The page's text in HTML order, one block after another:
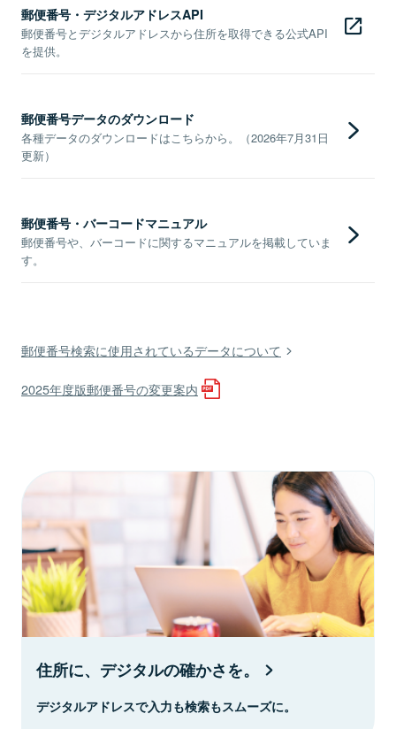
郵便番号・デジタルアドレスAPI
郵便番号とデジタルアドレスから住所を取得できる公式API
を提供。
郵便番号データのダウンロード
各種データのダウンロードはこちらから。（2026年7月31日
更新）
郵便番号・バーコードマニュアル
郵便番号や、バーコードに関するマニュアルを掲載していま
す。
郵便番号検索に使用されているデータについて
2025年度版郵便番号の変更案内
住所に、デジタルの確かさを。
デジタルアドレスで入力も検索もスムーズに。